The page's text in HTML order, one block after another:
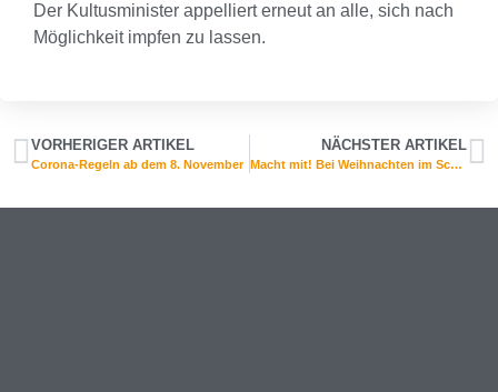
Der Kultusminister appelliert erneut an alle, sich nach
Möglichkeit impfen zu lassen.
VORHERIGER ARTIKEL
Corona-Regeln ab dem 8. November
NÄCHSTER ARTIKEL
Macht mit! Bei Weihnachten im Schuhkarton